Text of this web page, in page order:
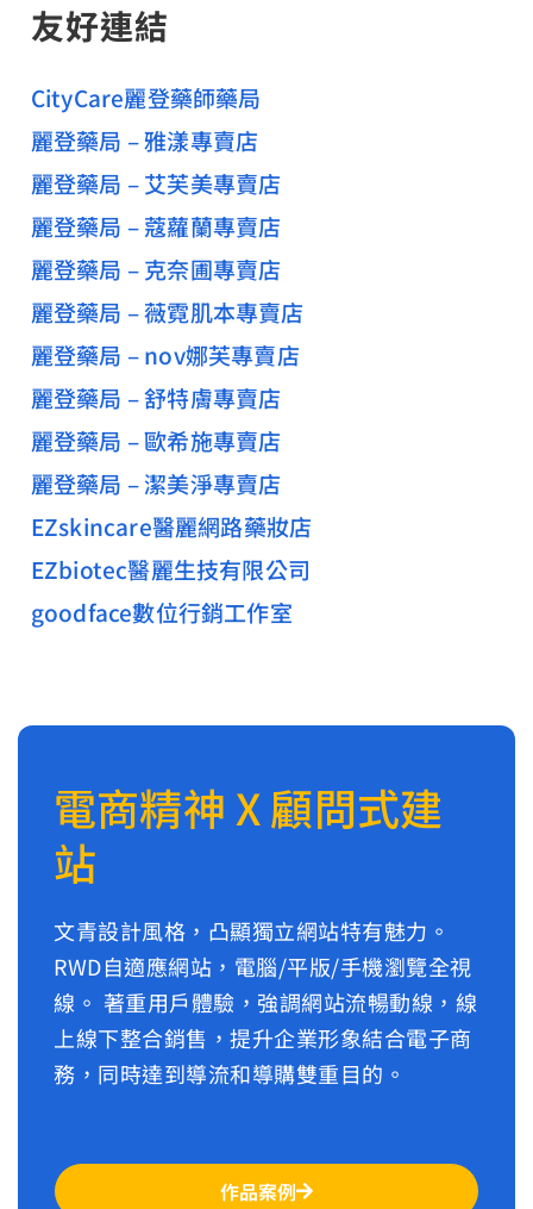
友好連結
CityCare麗登藥師藥局
麗登藥局 – 雅漾專賣店
麗登藥局 – 艾芙美專賣店
麗登藥局 – 蔻蘿蘭專賣店
麗登藥局 – 克奈圃專賣店
麗登藥局 – 薇霓肌本專賣店
麗登藥局 – nov娜芙專賣店
麗登藥局 – 舒特膚專賣店
麗登藥局 – 歐希施專賣店
麗登藥局 – 潔美淨專賣店
EZskincare醫麗網路藥妝店
EZbiotec醫麗生技有限公司
goodface數位行銷工作室
電商精神 X 顧問式建
站
文青設計風格，凸顯獨立網站特有魅力。
RWD自適應網站，電腦/平版/手機瀏覽全視
線。 著重用戶體驗，強調網站流暢動線，線
上線下整合銷售，提升企業形象結合電子商
務，同時達到導流和導購雙重目的。
作品案例